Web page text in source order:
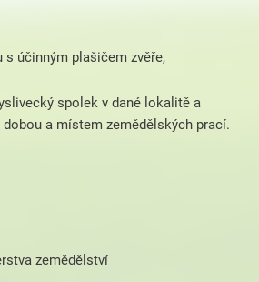
plašičem zvěře,
spolek v dané lokalitě a
a místem zemědělských prací.
zemědělství